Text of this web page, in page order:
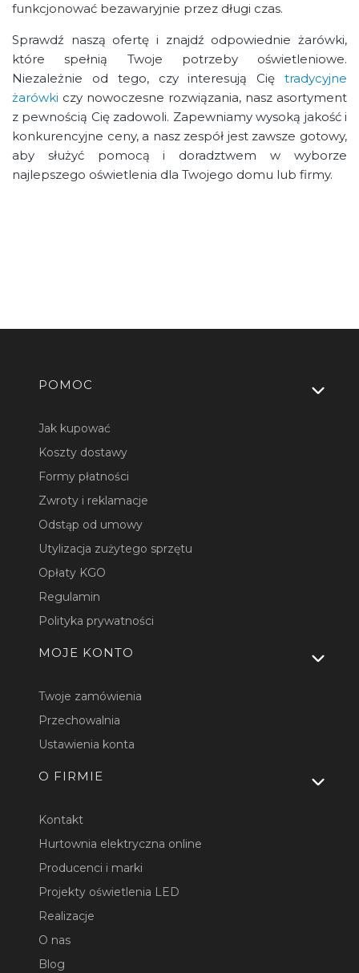
funkcjonować bezawaryjnie przez długi czas.
Sprawdź naszą ofertę i znajdź odpowiednie żarówki,
które spełnią Twoje potrzeby oświetleniowe.
Niezależnie od tego, czy interesują Cię tradycyjne
żarówki czy nowoczesne rozwiązania, nasz asortyment
z pewnością Cię zadowoli. Zapewniamy wysoką jakość i
konkurencyjne ceny, a nasz zespół jest zawsze gotowy,
aby służyć pomocą i doradztwem w wyborze
najlepszego oświetlenia dla Twojego domu lub firmy.
Linki w stopce
POMOC
Jak kupować
Koszty dostawy
Formy płatności
Zwroty i reklamacje
Odstąp od umowy
Utylizacja zużytego sprzętu
Opłaty KGO
Regulamin
Polityka prywatności
MOJE KONTO
Twoje zamówienia
Przechowalnia
Ustawienia konta
O FIRMIE
Kontakt
Hurtownia elektryczna online
Producenci i marki
Projekty oświetlenia LED
Realizacje
O nas
Blog